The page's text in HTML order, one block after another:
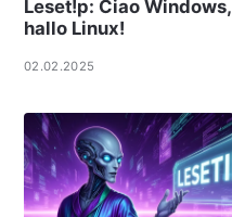
Leset!p: Ciao Windows,
hallo Linux!
02.02.2025